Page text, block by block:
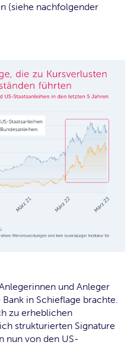
(siehe nachfolgender
und Anleger
in Schieflage brachte.
zu erheblichen
strukturierten Signature
nun von den US-